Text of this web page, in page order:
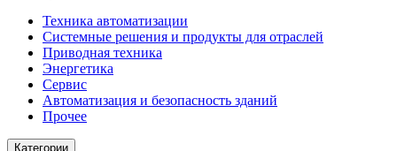
Техника автоматизации
Системные решения и продукты для отраслей
Приводная техника
Энергетика
Сервис
Автоматизация и безопасность зданий
Прочее
Категории